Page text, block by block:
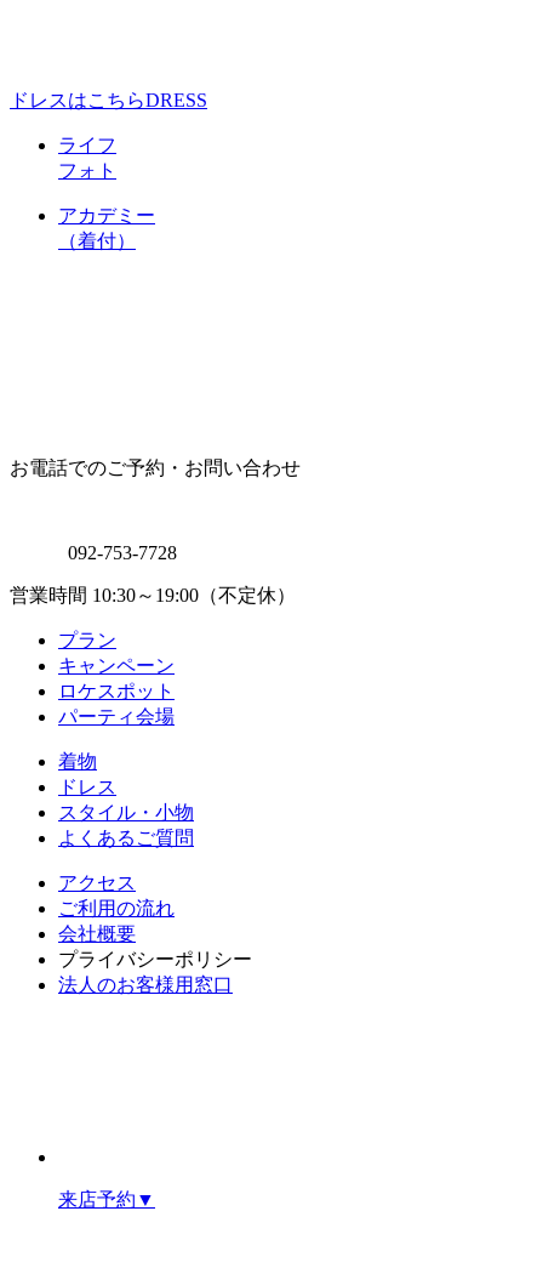
ドレスはこちらDRESS
ライフ
フォト
アカデミー
（着付）
お電話でのご予約・お問い合わせ
092-753-7728
営業時間 10:30～19:00（不定休）
プラン
キャンペーン
ロケスポット
パーティ会場
着物
ドレス
スタイル・小物
よくあるご質問
アクセス
ご利用の流れ
会社概要
プライバシーポリシー
法人のお客様用窓口
来店予約 ▼